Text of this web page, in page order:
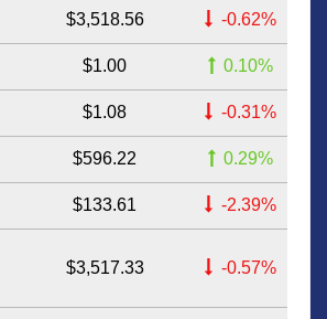
$3,518.56 -0.62%
$1.00 0.10%
$1.08 -0.31%
$596.22 0.29%
$133.61 -2.39%
$3,517.33 -0.57%